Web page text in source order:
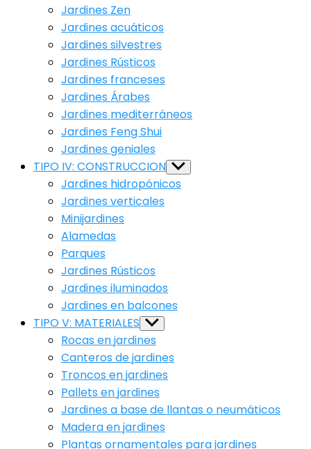
Jardines Zen
Jardines acuáticos
Jardines silvestres
Jardines Rústicos
Jardines franceses
Jardines Árabes
Jardines mediterráneos
Jardines Feng Shui
Jardines geniales
TIPO IV: CONSTRUCCION Show
sub
menu
Jardines hidropónicos
Jardines verticales
Minijardines
Alamedas
Parques
Jardines Rústicos
Jardines iluminados
Jardines en balcones
TIPO V: MATERIALES Show
sub
menu
Rocas en jardines
Canteros de jardines
Troncos en jardines
Pallets en jardines
Jardines a base de llantas o neumáticos
Madera en jardines
Plantas ornamentales para jardines